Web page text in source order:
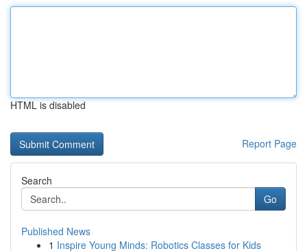
HTML is disabled
Report Page
Search
Go
Published News
1 Inspire Young Minds: Robotics Classes for Kids